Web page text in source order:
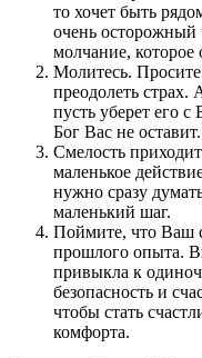
то хочет быть
очень осторожный
молчание, которое
Молитесь.
преодолеть страх.
пусть уберет его
Бог Вас не оставит.
Смелость
маленькое
нужно сразу
маленький шаг.
Поймите, что Ваш
прошлого опыта.
привыкла к
безопасность и
чтобы стать
комфорта.